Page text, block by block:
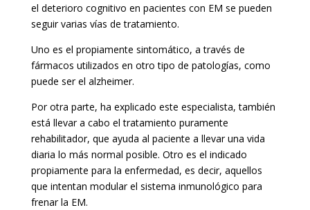
el deterioro cognitivo en pacientes con EM se pueden
seguir varias vías de tratamiento.
Uno es el propiamente sintomático, a través de
fármacos utilizados en otro tipo de patologías, como
puede ser el alzheimer.
Por otra parte, ha explicado este especialista, también
está llevar a cabo el tratamiento puramente
rehabilitador, que ayuda al paciente a llevar una vida
diaria lo más normal posible. Otro es el indicado
propiamente para la enfermedad, es decir, aquellos
que intentan modular el sistema inmunológico para
frenar la EM.